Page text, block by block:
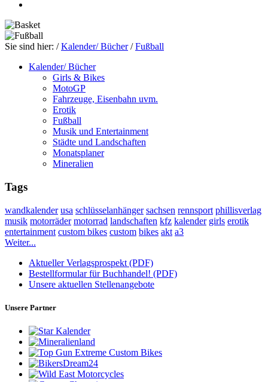
Sie sind hier: /Kalender/ Bücher/Fußball
Kalender/ Bücher
Girls & Bikes
MotoGP
Fahrzeuge, Eisenbahn uvm.
Erotik
Fußball
Musik und Entertainment
Städte und Landschaften
Monatsplaner
Mineralien
Tags
wandkalender usa schlüsselanhänger sachsen rennsport phillisverlag
musik motorräder motorrad landschaften kfz kalender girls erotik
entertainment custom bikes custom bikes akt a3
Weiter...
Aktueller Verlagsprospekt (PDF)
Bestellformular für Buchhandel! (PDF)
Unsere aktuellen Stellenangebote
Unsere Partner